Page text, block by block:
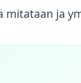
mitataan ja